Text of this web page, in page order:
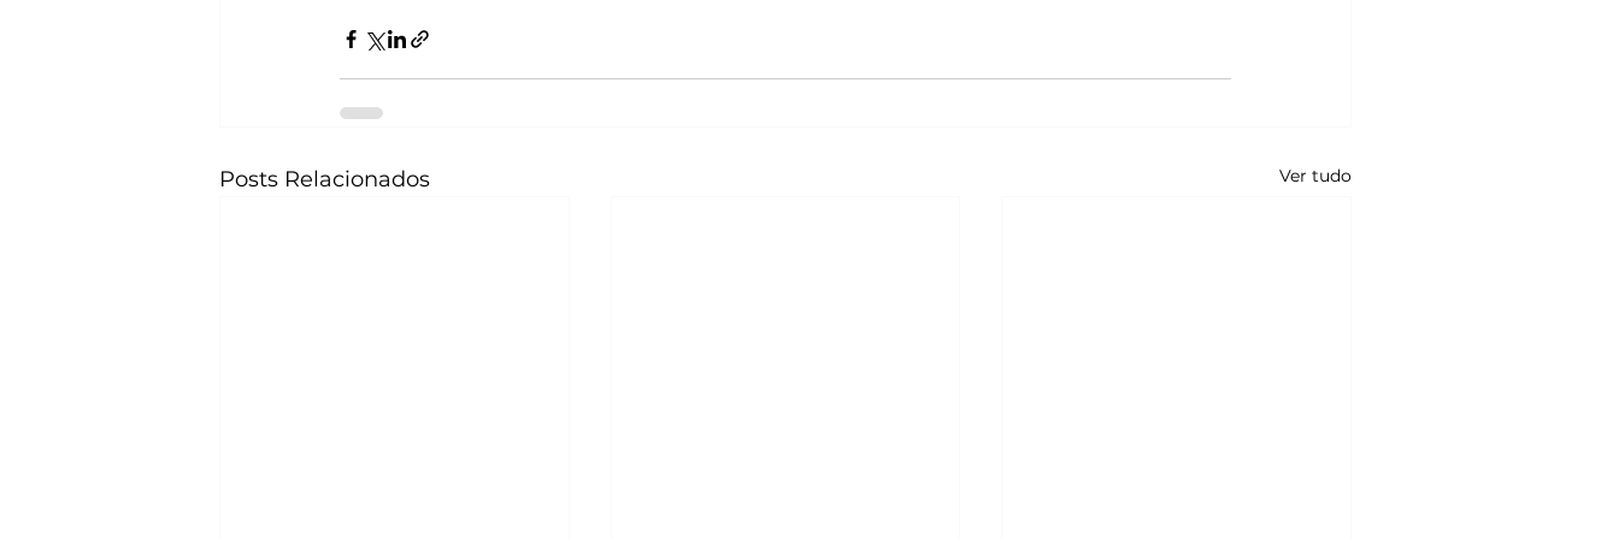
Posts Relacionados Ver tudo